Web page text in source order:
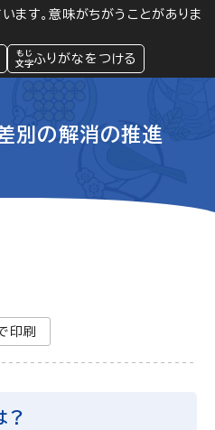
ます。意味がちがうことがありま
ふりがなをつける
閲覧支援
緊急情報
別の解消の推進
印刷
？